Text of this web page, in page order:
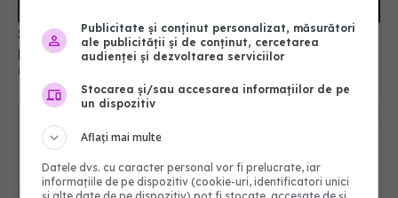
Statul acordă un sprijin de 15.000 de lei. Cine
poate depune cererea din 17 august
04 aug 2026, 21:01
Publicitate și conținut personalizat, măsurători
ale publicității și de conținut, cercetarea
audienței și dezvoltarea serviciilor
Stocarea și/sau accesarea informațiilor de pe
un dispozitiv
Aflați mai multe
Datele dvs. cu caracter personal vor fi prelucrate, iar
informațiile de pe dispozitiv (cookie-uri, identificatori unici